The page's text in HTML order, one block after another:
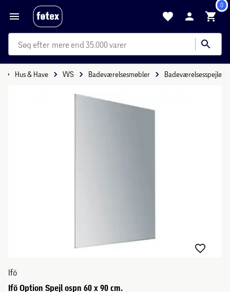
0
mere end 35.000 varer
Hus & Have VVS Badeværelsesmøbler Badeværelsesspejle
Ifö
Ifö Option Spejl ospn 60 x 90 cm.